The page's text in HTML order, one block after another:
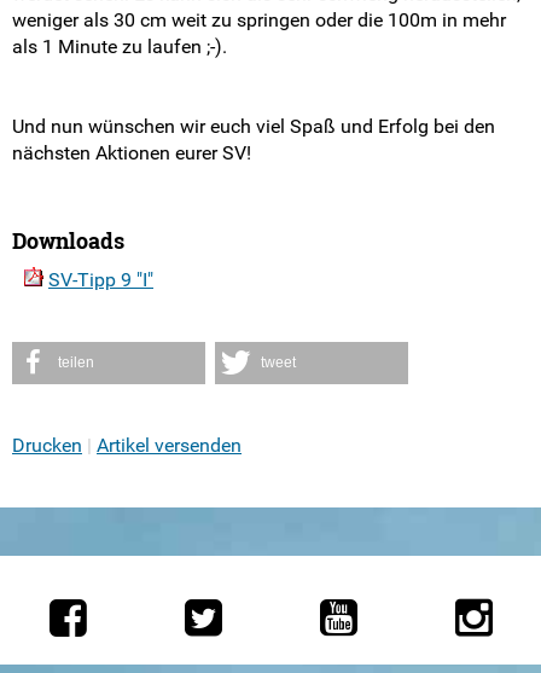
weniger als 30 cm weit zu springen oder die 100m in mehr
als 1 Minute zu laufen ;-).
Und nun wünschen wir euch viel Spaß und Erfolg bei den
nächsten Aktionen eurer SV!
Downloads
SV-Tipp 9 "I"
teilen tweet
Drucken Artikel versenden